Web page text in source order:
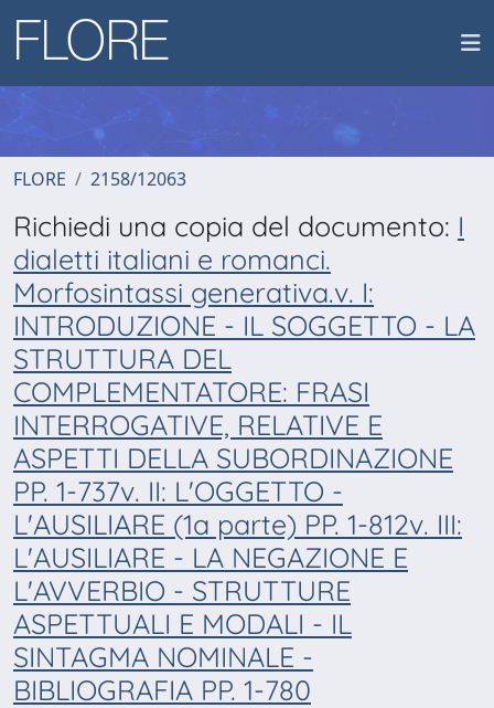
FLORE 2158/12063
Richiedi una copia del documento: I
dialetti italiani e romanci.
Morfosintassi generativa.v. I:
INTRODUZIONE - IL SOGGETTO - LA
STRUTTURA DEL
COMPLEMENTATORE: FRASI
INTERROGATIVE, RELATIVE E
ASPETTI DELLA SUBORDINAZIONE
PP. 1-737v. II: L'OGGETTO -
L'AUSILIARE (1a parte) PP. 1-812v. III:
L'AUSILIARE - LA NEGAZIONE E
L'AVVERBIO - STRUTTURE
ASPETTUALI E MODALI - IL
SINTAGMA NOMINALE -
BIBLIOGRAFIA PP. 1-780